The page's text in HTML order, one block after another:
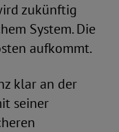
zukünftig
System. Die
aufkommt.
klar an der
seiner